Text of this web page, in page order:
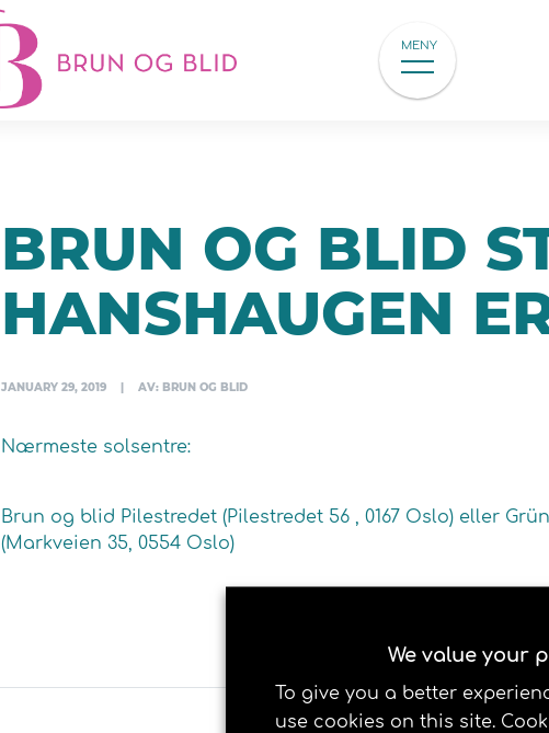
MENY
BRUN OG BLID
HANSHAUGEN
JANUARY 29, 2019 | AV: BRUN OG BLID
Nærmeste solsentre:
Brun og blid Pilestredet (Pilestredet 56 , 0167 Oslo) eller
(Markveien 35, 0554 Oslo)
We value your
To give you a better
use cookies on this site.